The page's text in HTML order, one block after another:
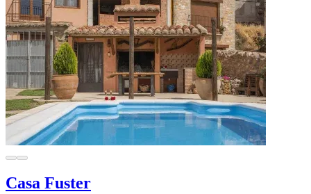
Casa Fuster